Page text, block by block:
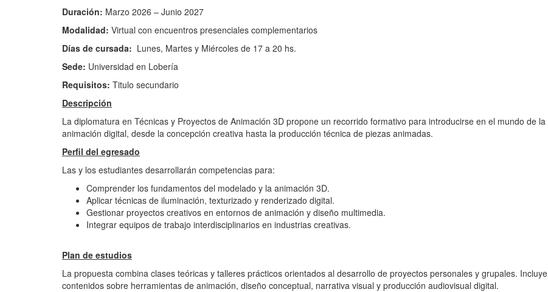
Duración: Marzo 2026 – Junio 2027
Modalidad: Virtual con encuentros presenciales complementarios
Días de cursada: Lunes, Martes y Miércoles de 17 a 20 hs.
Sede: Universidad en Lobería
Requisitos: Titulo secundario
Descripción
La diplomatura en Técnicas y Proyectos de Animación 3D propone un recorrido formativo para introducirse en el mundo de la
animación digital, desde la concepción creativa hasta la producción técnica de piezas animadas.
Perfil del egresado
Las y los estudiantes desarrollarán competencias para:
Comprender los fundamentos del modelado y la animación 3D.
Aplicar técnicas de iluminación, texturizado y renderizado digital.
Gestionar proyectos creativos en entornos de animación y diseño multimedia.
Integrar equipos de trabajo interdisciplinarios en industrias creativas.
Plan de estudios
La propuesta combina clases teóricas y talleres prácticos orientados al desarrollo de proyectos personales y grupales. Incluye
contenidos sobre herramientas de animación, diseño conceptual, narrativa visual y producción audiovisual digital.